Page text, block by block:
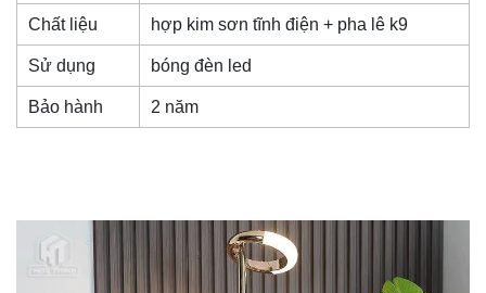
Chất liệu hợp kim sơn tĩnh điện + pha lê k9
Sử dụng bóng đèn led
Bảo hành 2 năm